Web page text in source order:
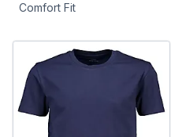
Comfort Fit